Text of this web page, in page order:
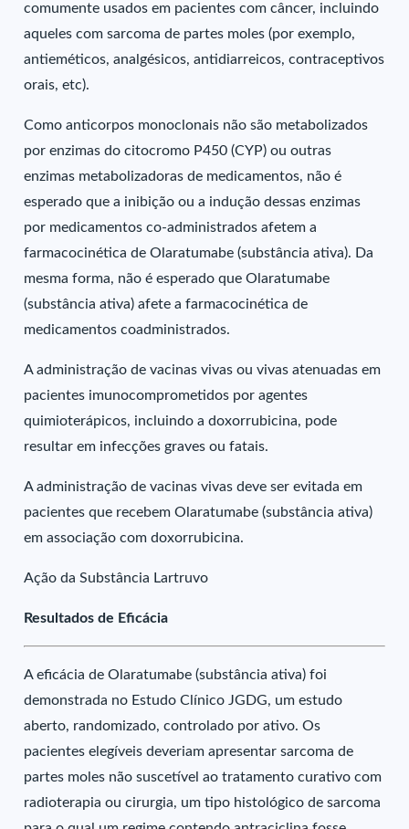
comumente usados em pacientes com câncer, incluindo
aqueles com sarcoma de partes moles (por exemplo,
antieméticos, analgésicos, antidiarreicos, contraceptivos
orais, etc).
Como anticorpos monoclonais não são metabolizados
por enzimas do citocromo P450 (CYP) ou outras
enzimas metabolizadoras de medicamentos, não é
esperado que a inibição ou a indução dessas enzimas
por medicamentos co-administrados afetem a
farmacocinética de Olaratumabe (substância ativa). Da
mesma forma, não é esperado que Olaratumabe
(substância ativa) afete a farmacocinética de
medicamentos coadministrados.
A administração de vacinas vivas ou vivas atenuadas em
pacientes imunocomprometidos por agentes
quimioterápicos, incluindo a doxorrubicina, pode
resultar em infecções graves ou fatais.
A administração de vacinas vivas deve ser evitada em
pacientes que recebem Olaratumabe (substância ativa)
em associação com doxorrubicina.
Ação da Substância Lartruvo
Resultados de Eficácia
A eficácia de Olaratumabe (substância ativa) foi
demonstrada no Estudo Clínico JGDG, um estudo
aberto, randomizado, controlado por ativo. Os
pacientes elegíveis deveriam apresentar sarcoma de
partes moles não suscetível ao tratamento curativo com
radioterapia ou cirurgia, um tipo histológico de sarcoma